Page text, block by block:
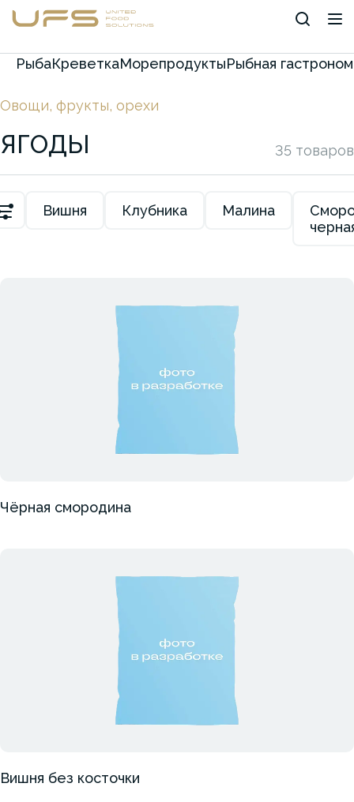
РыбаКреветкаМорепродуктыРыбная
Овощи, фрукты, орехи
ЯГОДЫ 35 товаров
Вишня Клубника Малина
Чёрная смородина
Вишня без косточки